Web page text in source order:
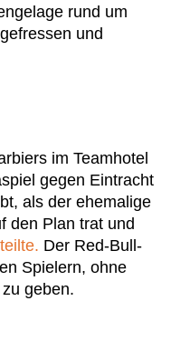
rund um
und
im Teamhotel
gegen Eintracht
als der ehemalige
den Plan trat und
Der Red-Bull-
Spielern, ohne
geben.